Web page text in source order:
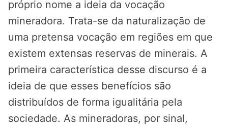
próprio nome a ideia da vocação
mineradora. Trata-se da naturalização de
uma pretensa vocação em regiões em que
existem extensas reservas de minerais. A
primeira característica desse discurso é a
ideia de que esses benefícios são
distribuídos de forma igualitária pela
sociedade. As mineradoras, por sinal,